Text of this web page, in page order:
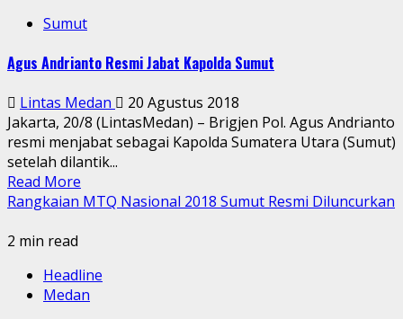
Sumut
Agus Andrianto Resmi Jabat Kapolda Sumut
Lintas Medan
20 Agustus 2018
Jakarta, 20/8 (LintasMedan) – Brigjen Pol. Agus Andrianto
resmi menjabat sebagai Kapolda Sumatera Utara (Sumut)
setelah dilantik...
Read More
Rangkaian MTQ Nasional 2018 Sumut Resmi Diluncurkan
2 min read
Headline
Medan